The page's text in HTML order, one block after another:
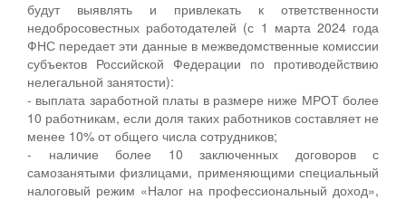
будут выявлять и привлекать к ответственности
недобросовестных работодателей (с 1 марта 2024 года
ФНС передает эти данные в межведомственные комиссии
субъектов Российской Федерации по противодействию
нелегальной занятости):
- выплата заработной платы в размере ниже МРОТ более
10 работникам, если доля таких работников составляет не
менее 10% от общего числа сотрудников;
- наличие более 10 заключенных договоров с
самозанятыми физлицами, применяющими специальный
налоговый режим «Налог на профессиональный доход»,